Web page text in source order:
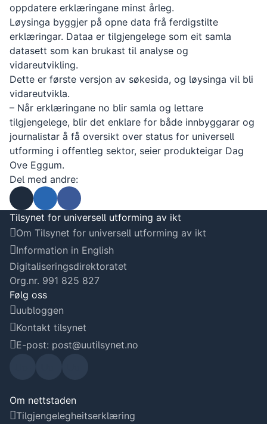
oppdatere erklæringane minst årleg.
Løysinga byggjer på opne data frå ferdigstilte
erklæringar. Dataa er tilgjengelege som eit samla
datasett som kan brukast til analyse og
vidareutvikling.
Dette er første versjon av søkesida, og løysinga vil bli
vidareutvikla.
– Når erklæringane no blir samla og lettare
tilgjengelege, blir det enklare for både innbyggarar og
journalistar å få oversikt over status for universell
utforming i offentleg sektor, seier produkteigar Dag
Ove Eggum.
Del med andre:
Send som e-post
Del på Linkedin
Del på Facebook
Tilsynet for universell utforming av ikt
Om Tilsynet for universell utforming av ikt
Information in English
Digitaliseringsdirektoratet
Org.nr. 991 825 827
Følg oss
uubloggen
Kontakt tilsynet
E-post: post@uutilsynet.no
tilsyn
et sin et si
tilsyn
et sin
Om nettstaden
Tilgjengelegheitserklæring